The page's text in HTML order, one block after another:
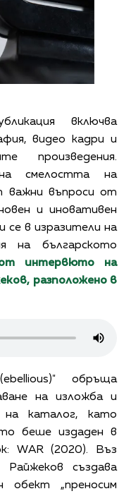
включва
видео кадри и
произведения.
смелостта на
важни въпроси от
и иновативен
се в изразители на
на българското
интервюто на
разположено в
обръща
на изложба и
на каталог, като
беше издаден в
WAR (2020). Въз
създава
обект „преносим